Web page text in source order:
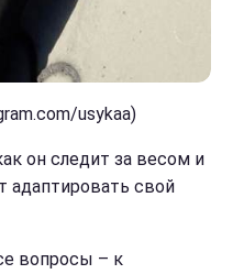
usykaa)
он следит за весом и
адаптировать свой
вопросы – к